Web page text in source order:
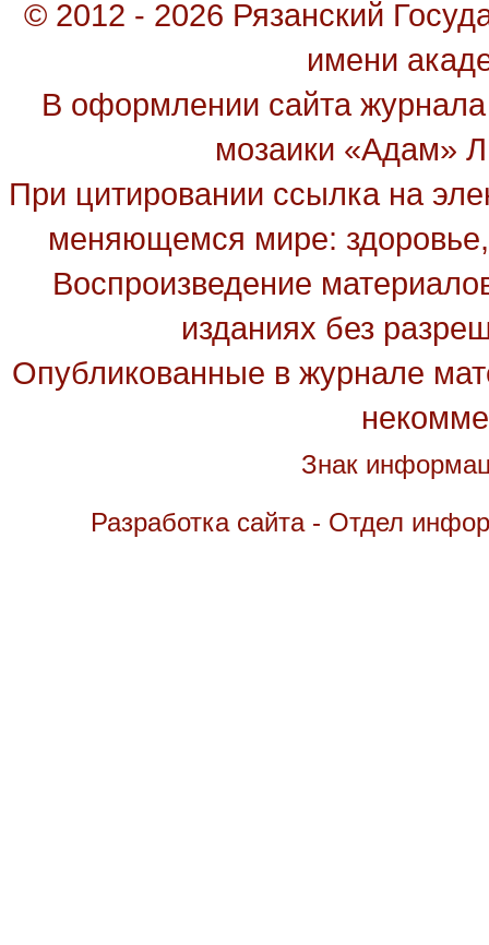
© 2012 - 2026 Рязанский
имени
В оформлении сайта
мозаики «Адам»
При цитировании ссылка на
меняющемся мире: здоровье,
Воспроизведение
изданиях без
Опубликованные в журнале
Знак
Разработка сайта - Отдел